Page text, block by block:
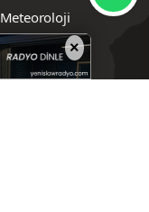
Meteoroloji
Tarım
Emlak
×